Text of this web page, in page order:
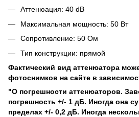
Аттенюация: 40 dB
Максимальная мощность: 50 Вт
Сопротивление: 50 Ом
Тип конструкции: прямой
Фактический вид аттенюатора
фотоснимков на сайте в
"О погрешности аттенюаторов.
погрешность +/- 1 дБ. Иногда она
пределах +/- 0,2 дБ. Иногда